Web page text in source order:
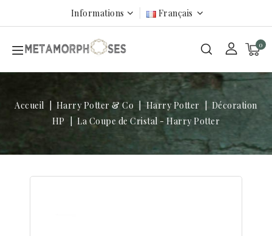
Informations Français
0
Accueil Harry Potter & Co Harry Potter
Décoration
HP
La Coupe de Cristal - Harry Potter